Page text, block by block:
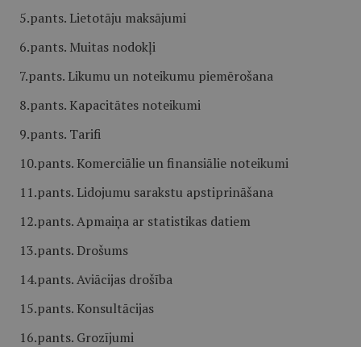
5.pants. Lietotāju maksājumi
6.pants. Muitas nodokļi
7.pants. Likumu un noteikumu piemērošana
8.pants. Kapacitātes noteikumi
9.pants. Tarifi
10.pants. Komerciālie un finansiālie noteikumi
11.pants. Lidojumu sarakstu apstiprināšana
12.pants. Apmaiņa ar statistikas datiem
13.pants. Drošums
14.pants. Aviācijas drošība
15.pants. Konsultācijas
16.pants. Grozījumi